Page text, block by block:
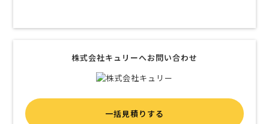
株式会社キュリーへお問い合わせ
一括見積りする